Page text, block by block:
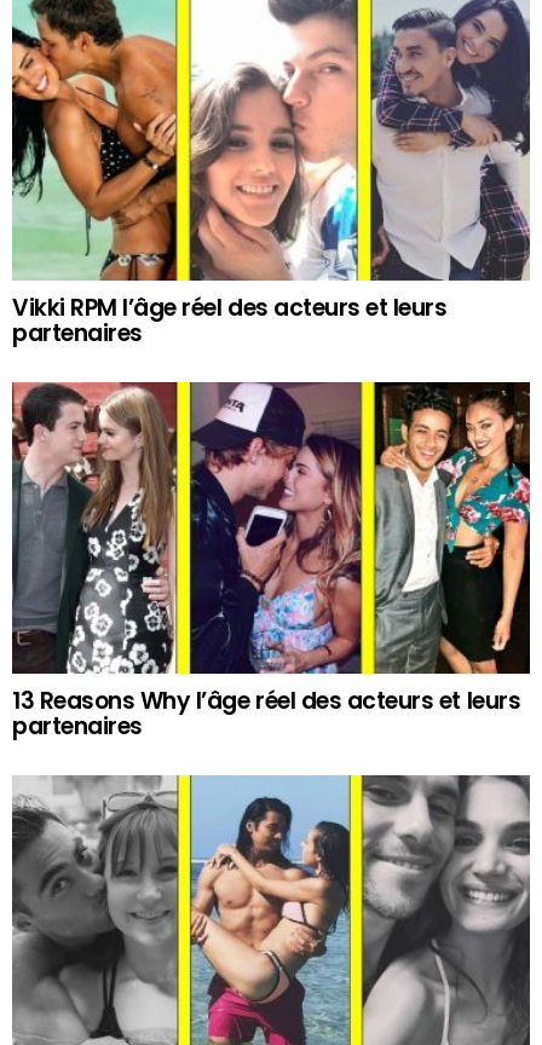
Vikki RPM l’âge réel des acteurs et leurs
partenaires
13 Reasons Why l’âge réel des acteurs et leurs
partenaires